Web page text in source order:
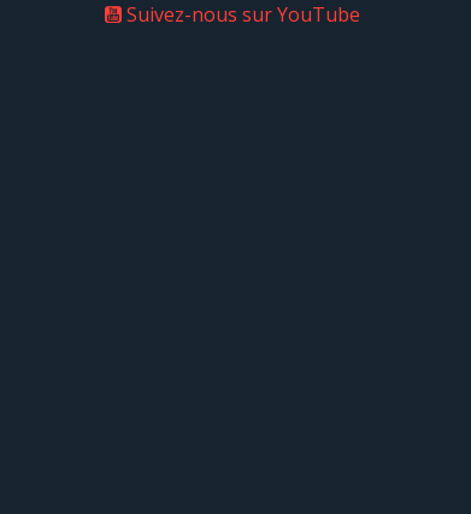
Suivez-nous sur YouTube